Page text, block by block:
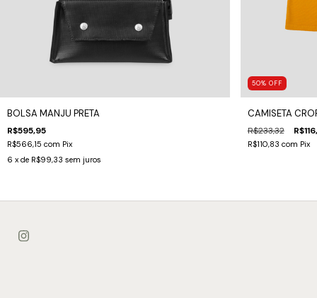
BOLSA MANJU PRETA
R$595,95
R$566,15 com Pix
6 x de R$99,33 sem juros
50% OFF
CAMISETA
R$233,32
R$110,83 com Pix